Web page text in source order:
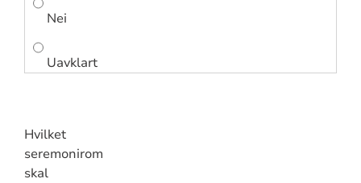
Nei
Uavklart
Hvilket
seremonirom
skal